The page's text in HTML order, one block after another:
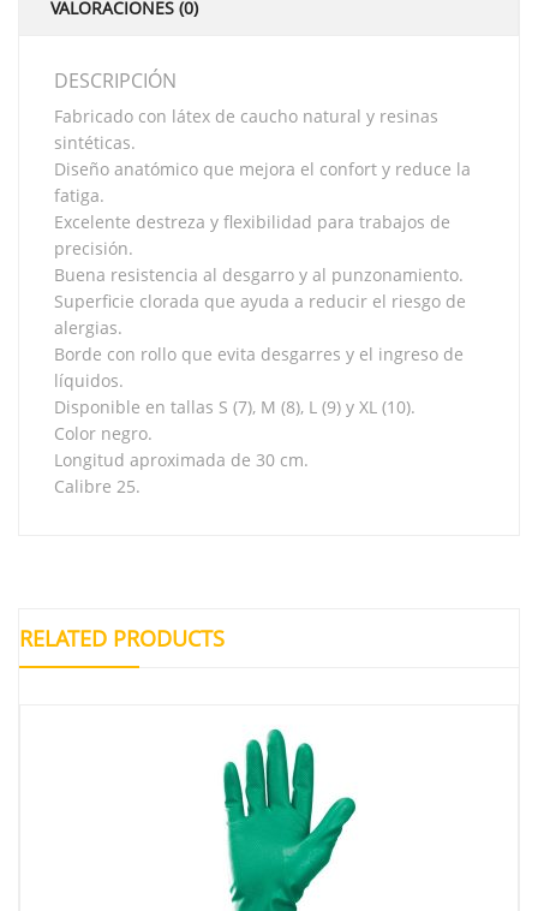
VALORACIONES (0)
DESCRIPCIÓN
Fabricado con látex de caucho natural y resinas
sintéticas.
Diseño anatómico que mejora el confort y reduce la
fatiga.
Excelente destreza y flexibilidad para trabajos de
precisión.
Buena resistencia al desgarro y al punzonamiento.
Superficie clorada que ayuda a reducir el riesgo de
alergias.
Borde con rollo que evita desgarres y el ingreso de
líquidos.
Disponible en tallas S (7), M (8), L (9) y XL (10).
Color negro.
Longitud aproximada de 30 cm.
Calibre 25.
RELATED PRODUCTS